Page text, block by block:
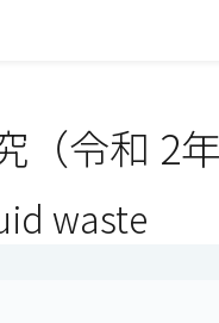
令和 2年
waste